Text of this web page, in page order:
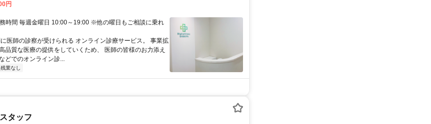
円
時間 毎週金曜日 10:00～19:00 ※他の曜日もご相談に乗れ
医師の診察が受けられる オンライン診療サービス。 事業拡
品質な医療の提供をしていくため、 医師の皆様のお力添え
どでのオンライン診...
残業なし
タッフ